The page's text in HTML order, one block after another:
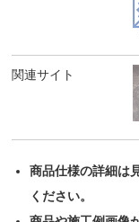
関連サイト
商品仕様の詳細は
ください。